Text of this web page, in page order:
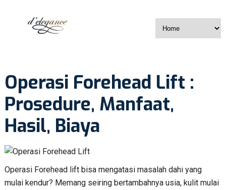
Operasi Forehead Lift :
Prosedure, Manfaat,
Hasil, Biaya
Operasi Forehead lift bisa mengatasi masalah dahi yang
mulai kendur? Memang seiring bertambahnya usia, kulit mulai